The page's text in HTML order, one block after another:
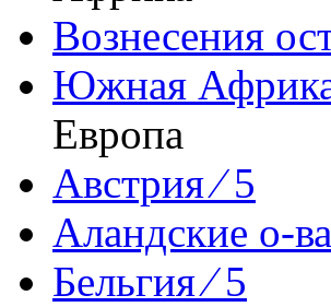
Вознесения
Южная Африка
Европа
Австрия ⁄ 5
Аландские о-ва
Бельгия ⁄ 5